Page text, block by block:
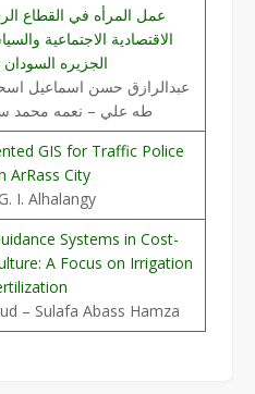
عمل المرأه في القطاع
الاقتصادية الاجتماعية
الجزيره السودان (2010-
عبدالرازق حسن اسماعيل
طه علي – نعمه محمد
GIS for Traffic Police
ArRass City
I. Alhalangy
Systems in Cost-
A Focus on Irrigation
– Sulafa Abass Hamza